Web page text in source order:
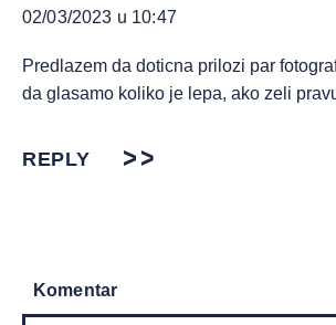
02/03/2023 u 10:47
Predlazem da doticna prilozi par
da glasamo koliko je lepa, ako zeli
REPLY
Komentar